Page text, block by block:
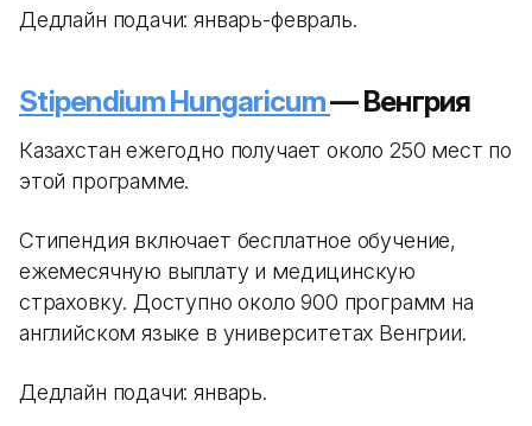
Дедлайн подачи: январь-февраль.
Stipendium Hungaricum— Венгрия
Казахстан ежегодно получает около 250 мест по
этой программе.
Стипендия включает бесплатное обучение,
ежемесячную выплату и медицинскую
страховку. Доступно около 900 программ на
английском языке в университетах Венгрии.
Дедлайн подачи: январь.